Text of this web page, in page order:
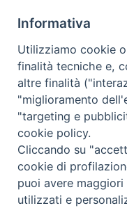
Il breve testo è il
Informativa
Utilizziamo cookie
finalità tecniche e,
altre finalità
"miglioramento
"targeting e
cookie policy.
Cliccando su
cookie di
puoi avere
utilizzati e